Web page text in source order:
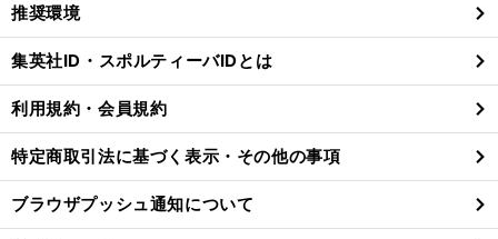
前
へ 閉
る
推奨環境
集英社ID・スポルティーバIDとは
利用規約・会員規約
特定商取引法に基づく表示・その他の事項
ブラウザプッシュ通知について